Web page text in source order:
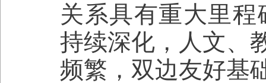
关系具有重大里
持续深化，人文、
频繁，双边友好基